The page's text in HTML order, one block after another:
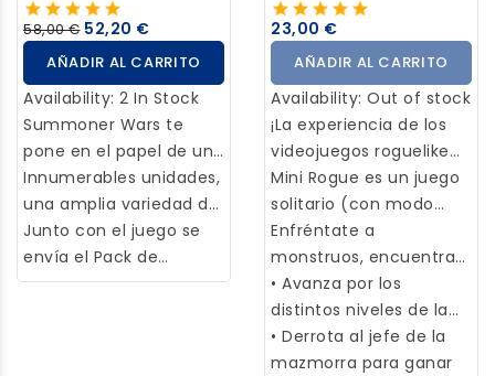
tanto testaruda. Pronto
descubrirás que estos
dos valerosos amigos
son un refuerzo muy
necesario para nuestros
bravos peluches, ya que
van a ser arrastrados de
nuevo a La Caída.
58,00 € 52,20 €
AÑADIR AL CARRITO
Availability: 2 In Stock
Summoner Wars te
pone en el papel de un
poderoso invocador al
mando de un ejército
único, dedicado a
tomar el control del
planeta devastado por
Innumerables unidades,
una amplia variedad de
hechizos y habilidades,
y la opción de construir
tus propios mazos,
Junto con el juego se
envía el Pack de
correcciones.
23,00 €
AÑADIR AL CARRITO
Availability: Out of stock
¡La experiencia de los
videojuegos roguelike
ahora en un juego de
mesa!
Mini Rogue es un juego
solitario (con modo
para 2 personas) que
traslada la experiencia
de los videojuegos
roguelike a la mesa.
Nuestro objetivo será
avanzar por distintos
Enfréntate a
monstruos, encuentra
tesoros, supera
trampas e interactúa
con diversos
personajes. Cada
• Avanza por los
distintos niveles de la
mazmorra
• Derrota al jefe de la
mazmorra para ganar